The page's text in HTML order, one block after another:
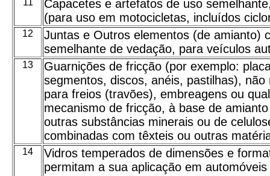
11
Capacetes e artefatos de uso
(para uso em motocicletas, incluídos
12
Juntas e Outros elementos (de amianto)
semelhante de vedação, para veículos
13
Guarnições de fricção (por exemplo:
segmentos, discos, anéis, pastilhas), não
para freios (travões), embreagens ou
mecanismo de fricção, à base de
outras substâncias minerais ou de
combinadas com têxteis ou outras
14
Vidros temperados de dimensões e
permitam a sua aplicação em